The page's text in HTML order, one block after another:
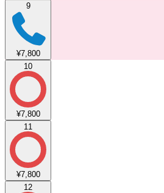
9
¥7,800
10
¥7,800
11
¥7,800
12